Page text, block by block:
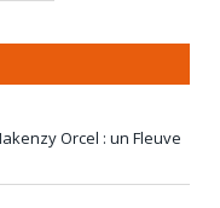
Orcel : un Fleuve